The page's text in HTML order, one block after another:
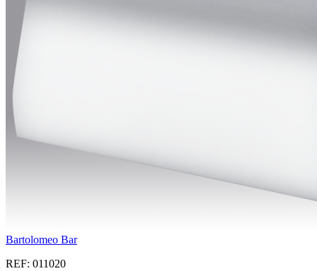
Bartolomeo Bar
REF: 011020